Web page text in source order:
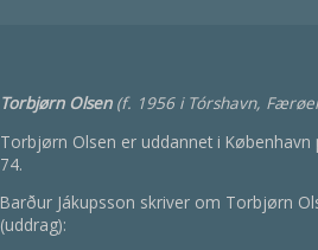
Torbjørn Olsen(f. 1956 i Tórshavn,
Torbjørn Olsen er uddannet i
74.
Barður Jákupsson skriver om Torbjørn
(uddrag):